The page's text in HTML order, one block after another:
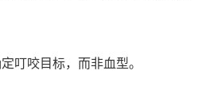
叮咬目标，而非血型。